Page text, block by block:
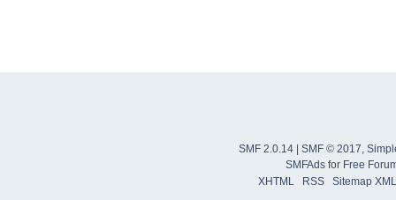
SMF 2.0.14 SMF © 2017
SMFAdsfor Free
XHTML
RSS Sitemap XML